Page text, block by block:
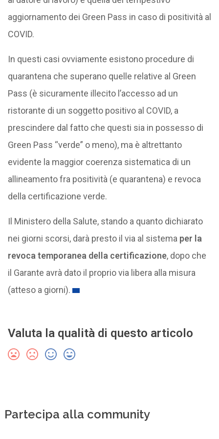
aggiornamento dei Green Pass in caso di positività al
COVID.
In questi casi ovviamente esistono procedure di
quarantena che superano quelle relative al Green
Pass (è sicuramente illecito l’accesso ad un
ristorante di un soggetto positivo al COVID, a
prescindere dal fatto che questi sia in possesso di
Green Pass “verde” o meno), ma è altrettanto
evidente la maggior coerenza sistematica di un
allineamento fra positività (e quarantena) e revoca
della certificazione verde.
Il Ministero della Salute, stando a quanto dichiarato
nei giorni scorsi, darà presto il via al sistema per la
revoca temporanea della certificazione, dopo che
il Garante avrà dato il proprio via libera alla misura
(atteso a giorni).
Valuta la qualità di questo articolo
Partecipa alla community